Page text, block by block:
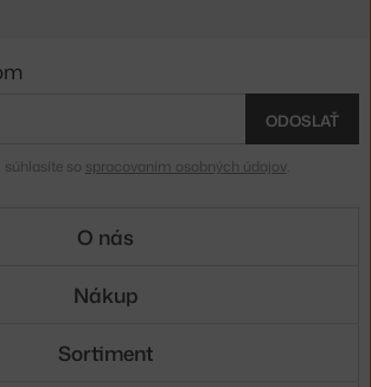
ODOSLAŤ
so spracovaním osobných údajov.
O nás
Nákup
Sortiment